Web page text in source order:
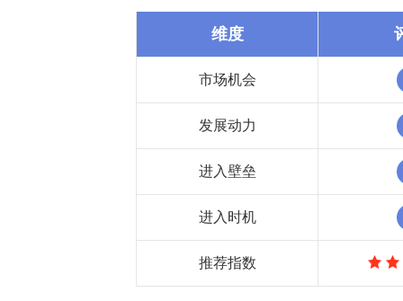
维度
市场机会
发展动力
进入壁垒
进入时机
推荐指数